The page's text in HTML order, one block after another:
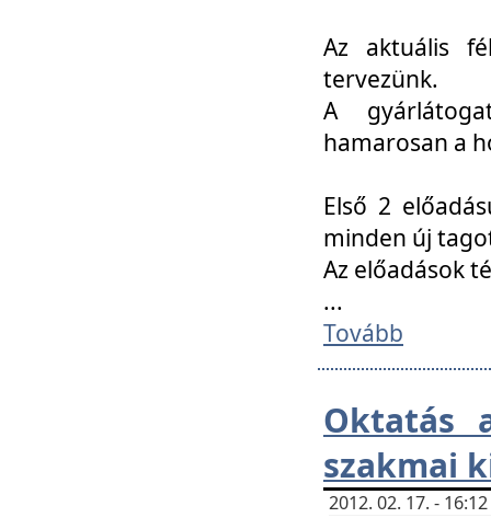
Az aktuális
tervezünk.
A
hamarosan a
Első 2
minden új
Az előadások
...
Tovább
Oktatás
szakmai
2012. 02. 17. -